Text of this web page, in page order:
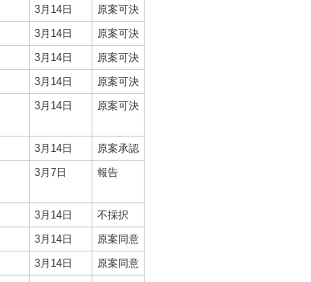
3月14日
原案可決
3月14日
原案可決
3月14日
原案可決
3月14日
原案可決
3月14日 原案可決
3月14日
原案承認
3月7日 報告
3月14日
不採択
3月14日
原案同意
3月14日
原案同意